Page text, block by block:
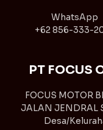
WhatsApp
+62 856-333-
PT FOCUS
FOCUS MOTOR
JALAN JENDRAL
Desa/